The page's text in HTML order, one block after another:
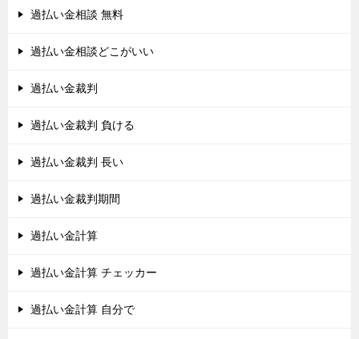
過払い金相談 無料
過払い金相談どこがいい
過払い金裁判
過払い金裁判 負ける
過払い金裁判 長い
過払い金裁判期間
過払い金計算
過払い金計算 チェッカー
過払い金計算 自分で